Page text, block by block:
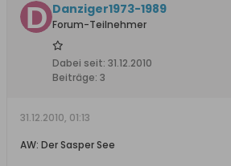
Danziger1973-1989
Forum-Teilnehmer
Dabei seit: 31.12.2010
Beiträge: 3
31.12.2010, 01:13
AW: Der Sasper See